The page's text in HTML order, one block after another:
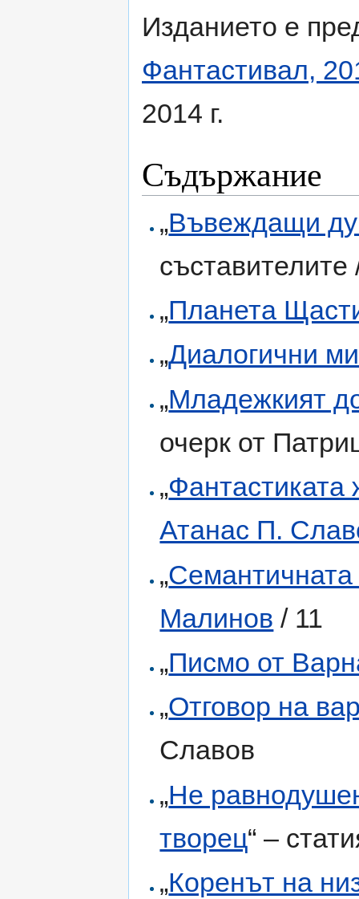
Изданието е
Фантастивал,
2014 г.
Съдържание
„Въвеждащи
съставителите
„Планета
„Диалогични
„Младежкият
очерк от
„Фантастиката
Атанас П.
„
Малинов / 11
„Писмо от
„Отговор на
Славов
„Не
творец“ –
„Коренът на